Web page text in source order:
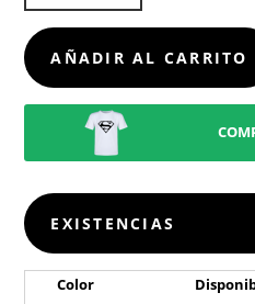
CANTIDAD
AÑADIR AL CARRITO
EXISTENCIAS
Color